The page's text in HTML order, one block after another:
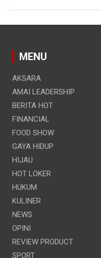
MENU
AKSARA
AMAI LEADERSHIP
BERITA HOT
FINANCIAL
FOOD SHOW
GAYA HIDUP
HIJAU
HOT LOKER
HUKUM
KULINER
NEWS
OPINI
REVIEW PRODUCT
SPORT